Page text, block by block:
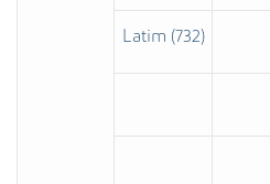
Latim (732)